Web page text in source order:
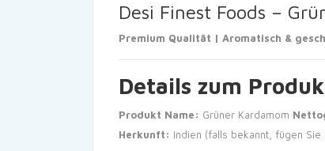
Desi Finest Foods –
Premium Qualität | Aromatisch &
Details zum
Produkt Name: Grüner Kardamom
Herkunft: Indien (falls bekannt, fügen Sie